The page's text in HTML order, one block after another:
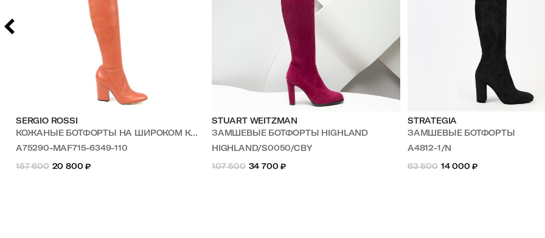
SERGIO ROSSI
КОЖАНЫЕ БОТФОРТЫ НА ШИРОКОМ КАБЛУКЕ
A75290-MAF715-6349-110
157 600
20 800 ₽
STUART WEITZMAN
ЗАМШЕВЫЕ БОТФОРТЫ HIGHLAND
HIGHLAND/S0050/CBY
107 500
34 700 ₽
STRATEGIA
ЗАМШЕВЫЕ БОТФОРТЫ
A4812-1/N
63 500
14 000 ₽